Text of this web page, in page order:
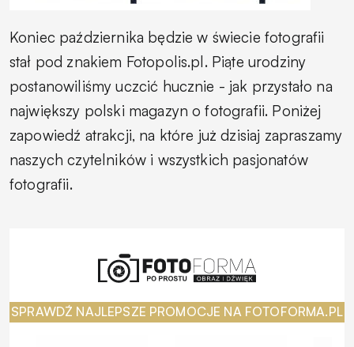
Koniec października będzie w świecie fotografii
stał pod znakiem Fotopolis.pl. Piąte urodziny
postanowiliśmy uczcić hucznie - jak przystało na
największy polski magazyn o fotografii. Poniżej
zapowiedź atrakcji, na które już dzisiaj zapraszamy
naszych czytelników i wszystkich pasjonatów
fotografii.
SPRAWDŹ NAJLEPSZE PROMOCJE NA FOTOFORMA.PL